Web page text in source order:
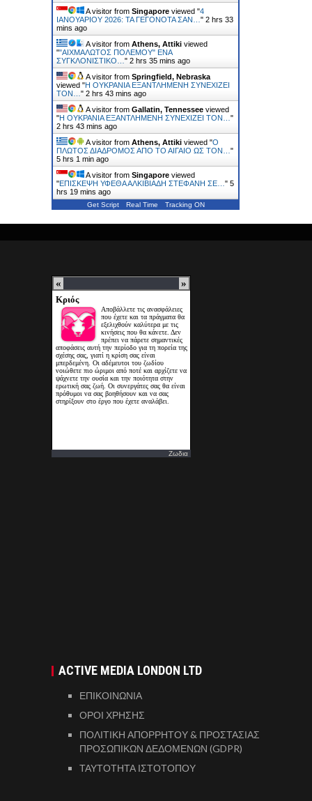
A visitor from Singapore viewed "4
ΙΑΝΟΥΑΡΙΟΥ 2026: ΤΑ ΓΕΓΟΝΟΤΑ ΣΑΝ… " 2 hrs 33
mins ago
A visitor from Athens, Attiki viewed
""ΑΙΧΜΑΛΩΤΟΣ ΠΟΛΕΜΟΥ" ΕΝΑ
ΣΥΓΚΛΟΝΙΣΤΙΚΟ… " 2 hrs 35 mins ago
A visitor from Springfield, Nebraska
viewed "H ΟΥΚΡΑΝΙΑ ΕΞΑΝΤΛΗΜΕΝΗ ΣΥΝΕΧΙΖΕΙ
ΤΟΝ… " 2 hrs 43 mins ago
A visitor from Gallatin, Tennessee viewed
"H ΟΥΚΡΑΝΙΑ ΕΞΑΝΤΛΗΜΕΝΗ ΣΥΝΕΧΙΖΕΙ ΤΟΝ… "
2 hrs 43 mins ago
A visitor from Athens, Attiki viewed "Ο
ΠΛΩΤΟΣ ΔΙΑΔΡΟΜΟΣ ΑΠΟ ΤΟ ΑΙΓΑΙΟ ΩΣ ΤΟΝ… "
5 hrs 1 min ago
A visitor from Singapore viewed
"ΕΠΙΣΚΕΨΗ ΥΦΕΘΑ ΑΛΚΙΒΙΑΔΗ ΣΤΕΦΑΝΗ ΣΕ… " 5
hrs 19 mins ago
Get Script Real Time Tracking ON
Ζωδια
ACTIVE MEDIA LONDON LTD
ΕΠΙΚΟΙΝΩΝΙΑ
ΟΡΟΙ ΧΡΗΣΗΣ
ΠΟΛΙΤΙΚΗ ΑΠΟΡΡΗΤΟΥ & ΠΡΟΣΤΑΣΙΑΣ
ΠΡΟΣΩΠΙΚΩΝ ΔΕΔΟΜΕΝΩΝ (GDPR)
ΤΑΥΤΟΤΗΤΑ ΙΣΤΟΤΟΠΟΥ